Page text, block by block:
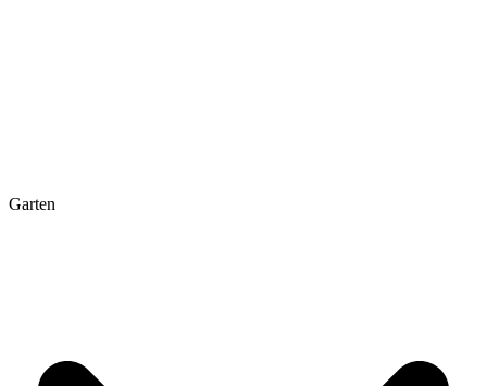
Garten